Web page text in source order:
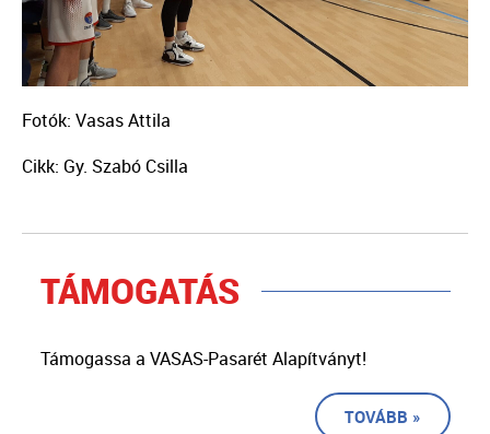
Fotók: Vasas Attila
Cikk: Gy. Szabó Csilla
TÁMOGATÁS
Támogassa a VASAS-Pasarét Alapítványt!
TOVÁBB »